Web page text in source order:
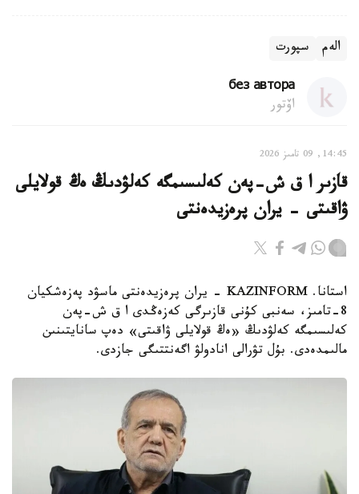
الەم سپورت
без автора
اۆتور
14:45, 09 تامىز 2026
قازىر ا ق ش-پەن كەلىسىمگە كەلۋدىڭ ەڭ قولايلى
ۋاقىتى - يران پرەزيدەنتى
استانا. KAZINFORM - يران پرەزيدەنتى ماسۋد پەزەشكيان
8-تامىز، سەنبى كۇنى قازىرگى كەزەڭدى ا ق ش-پەن
كەلىسىمگە كەلۋدىڭ «ەڭ قولايلى ۋاقىتى» دەپ سانايتىنىن
مالىمدەدى. بۇل تۋرالى انادولۋ اگەنتتىگى جازدى.